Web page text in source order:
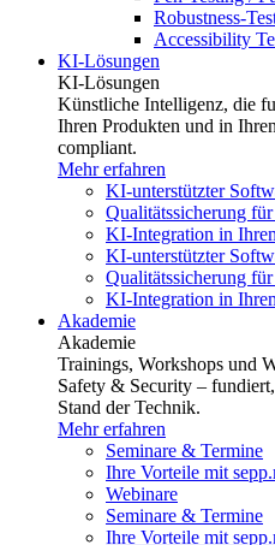
Robustness-
Accessibility
KI-Lösungen
KI-Lösungen
Künstliche Intelligenz, die
Ihren Produkten und in
compliant.
Mehr erfahren
KI-unterstützter
Qualitätssicherung
KI-Integration in
KI-unterstützter
Qualitätssicherung
KI-Integration in
Akademie
Akademie
Trainings, Workshops und
Safety & Security –
Stand der Technik.
Mehr erfahren
Seminare & Termine
Ihre Vorteile mit
Webinare
Seminare & Termine
Ihre Vorteile mit